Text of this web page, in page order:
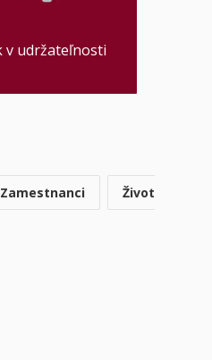
v udržateľnosti
Zamestnanci Život na